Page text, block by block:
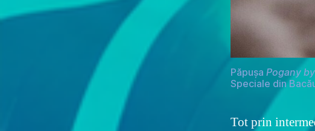
Păpușa Pogany
Speciale din
Tot prin